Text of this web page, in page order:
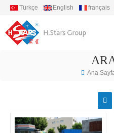
Türkçe English français
Ana